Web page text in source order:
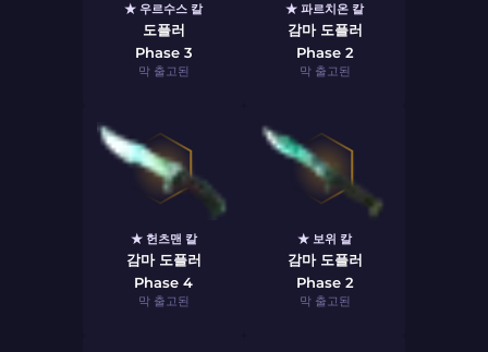
★ 우르수스 칼
도플러
Phase 3
막 출고된
★ 파르치온 칼
감마 도플러
Phase 2
막 출고된
★ 헌츠맨 칼
감마 도플러
Phase 4
막 출고된
★ 보위 칼
감마 도플러
Phase 2
막 출고된